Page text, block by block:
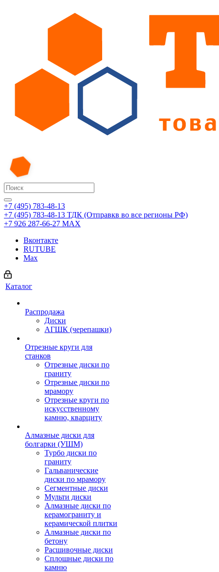
+7 (495) 783-48-13
+7 (495) 783-48-13 ТДК (Отправкв во все регионы РФ)
+7 926 287-66-27 МАХ
Вконтакте
RUTUBE
Max
Каталог
Распродажа
Диски
АГШК (черепашки)
Отрезные круги для
станков
Отрезные диски по
граниту
Отрезные диски по
мрамору
Отрезные круги по
искусственному
камню, кварциту
Алмазные диски для
болгарки (УШМ)
Турбо диски по
граниту
Гальванические
диски по мрамору
Сегментные диски
Мульти диски
Алмазные диски по
керамограниту и
керамической плитки
Алмазные диски по
бетону
Расшивочные диски
Сплошные диски по
камню